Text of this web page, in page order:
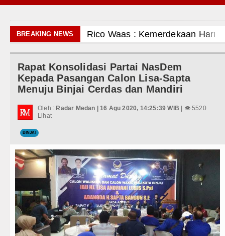
Politik
Hiburan
Olahraga
Teknologi
Internasional
Wisata
TIPS dan TRIK
+ Lainnya
BREAKING NEWS Rico Waas : Kemerdekaan
Kurang dari 6 Jam, Polsek
Liverpool vs Monaco Laga
Kapolda Sumut Rombak
Wabup Deli Serdang Lantik 25
Ketua GRIB Jaya Labuhanbatu
Gubernur Bobby Nasution Minta
Rapat Konsolidasi Partai NasDem
Kepada Pasangan Calon Lisa-Sapta
Menuju Binjai Cerdas dan Mandiri
Oleh : Radar Medan | 16 Agu 2020, 14:25:39 WIB | 👁 5520
Lihat
BINJAI